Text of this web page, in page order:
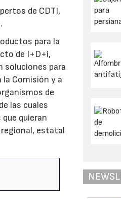
de CDTI,
para la
de I+D+i,
soluciones para
Comisión y a
de
las cuales
quieran
estatal